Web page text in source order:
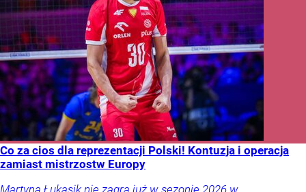
Co za cios dla reprezentacji Polski! Kontuzja i operacja
zamiast mistrzostw Europy
Martyna Łukasik nie zagra już w sezonie 2026 w